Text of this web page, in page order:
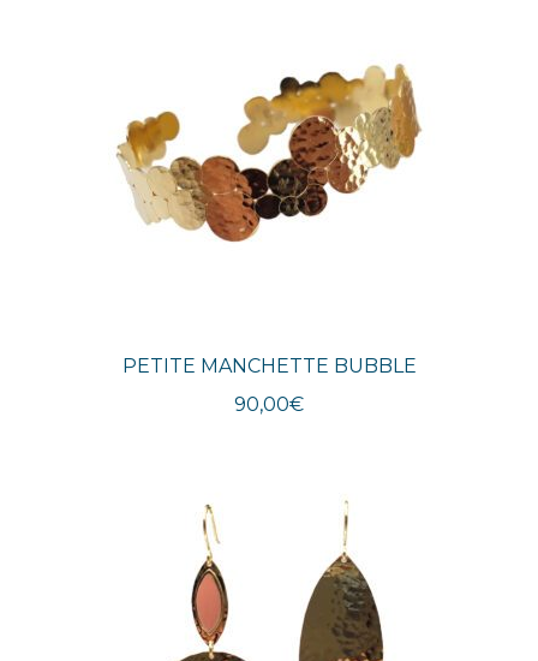
PETITE MANCHETTE BUBBLE
90,00€